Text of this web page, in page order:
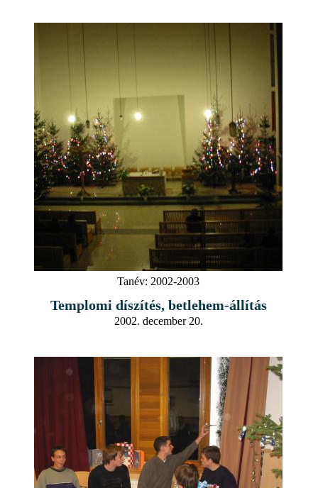
Tanév: 2002-2003
Templomi díszítés, betlehem-állítás
2002. december 20.